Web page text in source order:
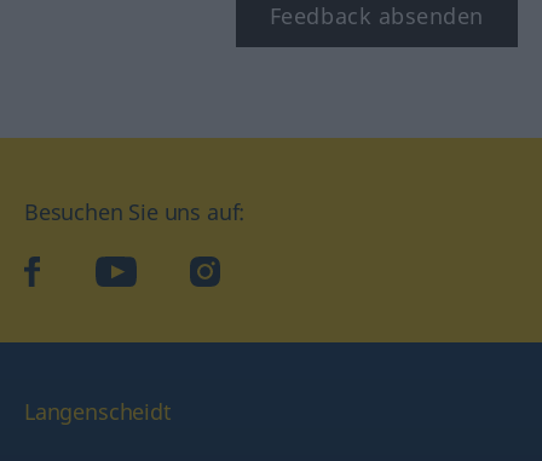
Feedback absenden
Besuchen Sie uns auf:
facebookYouTube Instagram
Langenscheidt